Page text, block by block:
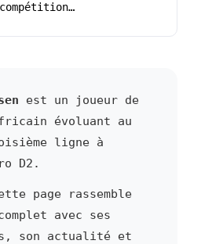
compétition…
est un joueur de
évoluant au
ligne à
D2.
page rassemble
avec ses
son actualité et